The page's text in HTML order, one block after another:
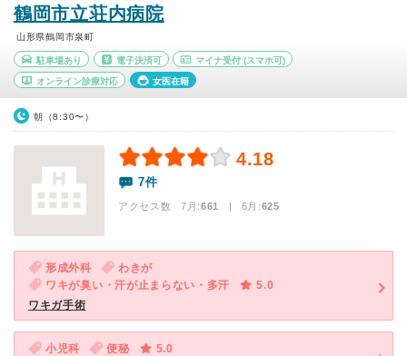
鶴岡市立荘内病院
山形県鶴岡市泉町
駐車場あり 電子決済可 マイナ受付 (スマホ可)
オンライン診療対応 女医在籍
朝（8:30〜）
4.18
7件
アクセス数 7月:661 | 6月:625
形成外科
わきが
ワキが臭い・汗が止まらない・多汗
5.0
ワキガ手術
小児科 便秘
5.0